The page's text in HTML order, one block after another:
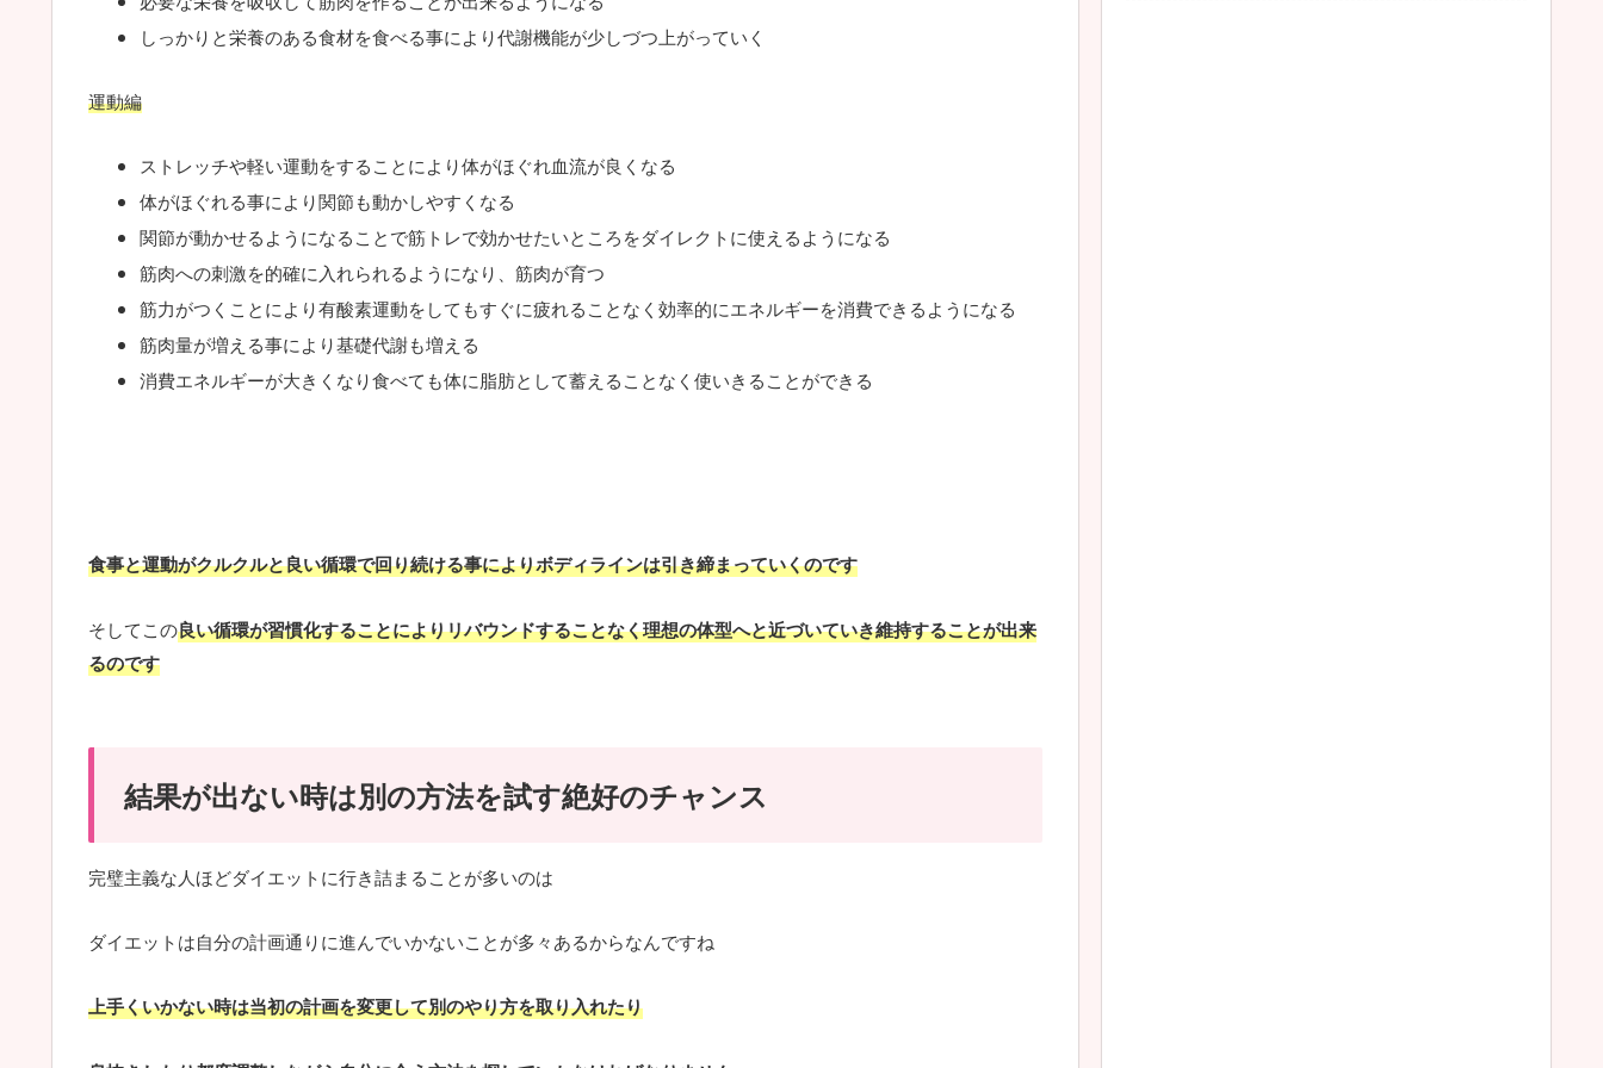
しっかりと栄養のある食材を食べる事により代謝機能が少しづつ上がっていく
運動編
ストレッチや軽い運動をすることにより体がほぐれ血流が良くなる
体がほぐれる事により関節も動かしやすくなる
関節が動かせるようになることで筋トレで効かせたいところをダイレクトに使えるようになる
筋肉への刺激を的確に入れられるようになり、筋肉が育つ
筋力がつくことにより有酸素運動をしてもすぐに疲れることなく効率的にエネルギーを消費できるようになる
筋肉量が増える事により基礎代謝も増える
消費エネルギーが大きくなり食べても体に脂肪として蓄えることなく使いきることができる
食事と運動がクルクルと良い循環で回り続ける事によりボディラインは引き締まっていくのです
そしてこの良い循環が習慣化することによりリバウンドすることなく理想の体型へと近づいていき維持することが出来
るのです
結果が出ない時は別の方法を試す絶好のチャンス
完璧主義な人ほどダイエットに行き詰まることが多いのは
ダイエットは自分の計画通りに進んでいかないことが多々あるからなんですね
上手くいかない時は当初の計画を変更して別のやり方を取り入れたり